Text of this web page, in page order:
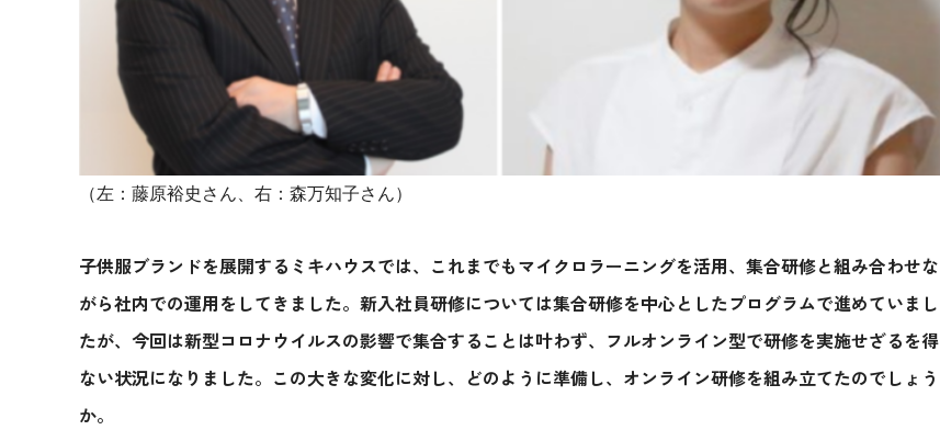
（左：藤原裕史さん、右：森万知子さん）
子供服ブランドを展開するミキハウスでは、これまでもマイクロラーニングを活用、集合研修と組み合わせな
がら社内での運用をしてきました。新入社員研修については集合研修を中心としたプログラムで進めていまし
たが、今回は新型コロナウイルスの影響で集合することは叶わず、フルオンライン型で研修を実施せざるを得
ない状況になりました。この大きな変化に対し、どのように準備し、オンライン研修を組み立てたのでしょう
か。